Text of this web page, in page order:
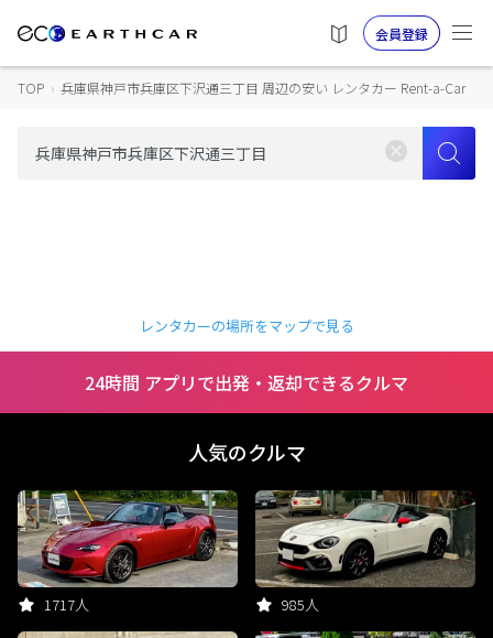
会員登録
TOP › 兵庫県神戸市兵庫区下沢通三丁目 周辺の安い レンタカー Rent-a-Car
レンタカーの場所をマップで見る
24時間 アプリで出発・返却できるクルマ
人気のクルマ
1717人 985人